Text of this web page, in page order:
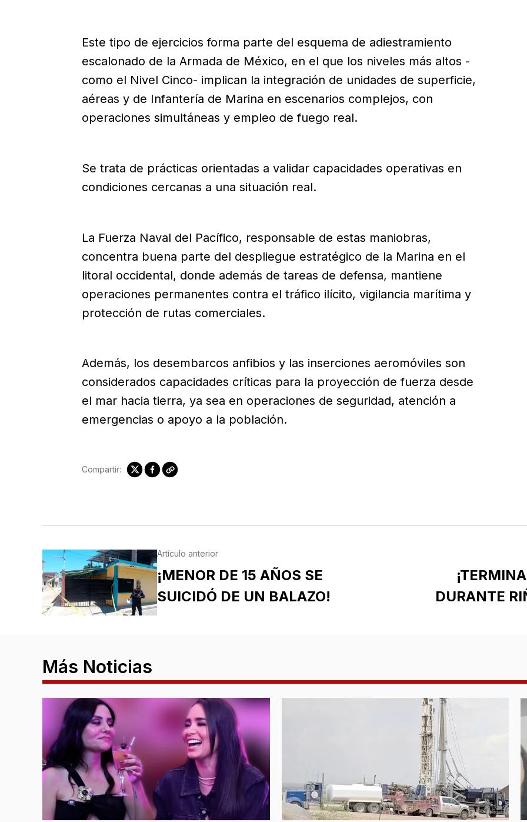
Este tipo de ejercicios forma parte del esquema de adiestramiento
escalonado de la Armada de México, en el que los niveles más altos -
como el Nivel Cinco- implican la integración de unidades de superficie,
aéreas y de Infantería de Marina en escenarios complejos, con
operaciones simultáneas y empleo de fuego real.
Se trata de prácticas orientadas a validar capacidades operativas en
condiciones cercanas a una situación real.
La Fuerza Naval del Pacífico, responsable de estas maniobras,
concentra buena parte del despliegue estratégico de la Marina en el
litoral occidental, donde además de tareas de defensa, mantiene
operaciones permanentes contra el tráfico ilícito, vigilancia marítima y
protección de rutas comerciales.
Además, los desembarcos anfibios y las inserciones aeromóviles son
considerados capacidades críticas para la proyección de fuerza desde
el mar hacia tierra, ya sea en operaciones de seguridad, atención a
emergencias o apoyo a la población.
Compartir:
Artículo anterior
¡MENOR DE 15 AÑOS SE
SUICIDÓ DE UN BALAZO!
DURANTE
Más Noticias